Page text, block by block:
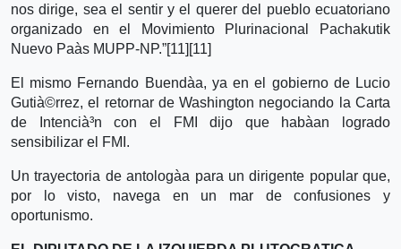
nos dirige, sea el sentir y el querer del pueblo ecuatoriano
organizado en el Movimiento Plurinacional Pachakutik
Nuevo Paà­s MUPP-NP.”[11][11]
El mismo Fernando Buendà­a, ya en el gobierno de Lucio
Gutià©rrez, el retornar de Washington negociando la Carta
de Intencià³n con el FMI dijo que habà­an logrado
sensibilizar el FMI.
Un trayectoria de antologà­a para un dirigente popular que,
por lo visto, navega en un mar de confusiones y
oportunismo.